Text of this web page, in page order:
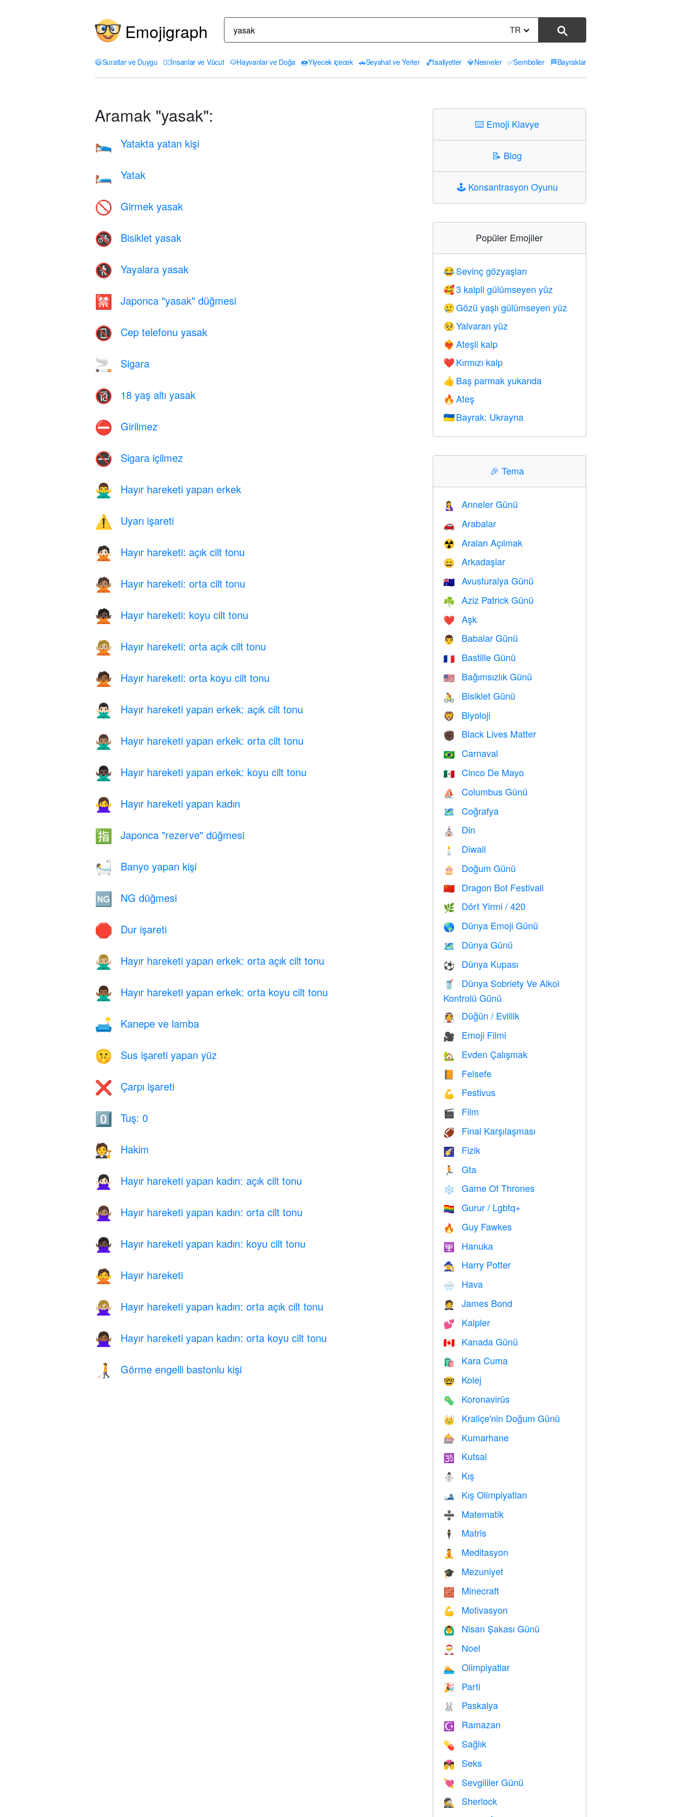
Emojigraph TR
😃Suratlar ve Duygu 🤦‍♀️İnsanlar ve Vücut 🐶Hayvanlar ve Doğa 🍩Yiyecek içecek 🚗Seyahat ve Yerler 🏀faaliyetler 💎Nesneler ✅Semboller 🏁Bayraklar
Aramak "yasak":
🛌 Yatakta yatan kişi
🛏️ Yatak
🚫 Girmek yasak
🚳 Bisiklet yasak
🚷 Yayalara yasak
🈲 Japonca "yasak" düğmesi
📵 Cep telefonu yasak
🚬 Sigara
🔞 18 yaş altı yasak
⛔ Girilmez
🚭 Sigara içilmez
🙅‍♂️ Hayır hareketi yapan erkek
⚠️ Uyarı işareti
🙅🏻 Hayır hareketi: açık cilt tonu
🙅🏽 Hayır hareketi: orta cilt tonu
🙅🏿 Hayır hareketi: koyu cilt tonu
🙅🏼 Hayır hareketi: orta açık cilt tonu
🙅🏾 Hayır hareketi: orta koyu cilt tonu
🙅🏻‍♂️ Hayır hareketi yapan erkek: açık cilt tonu
🙅🏽‍♂️ Hayır hareketi yapan erkek: orta cilt tonu
🙅🏿‍♂️ Hayır hareketi yapan erkek: koyu cilt tonu
🙅‍♀️ Hayır hareketi yapan kadın
🈯 Japonca "rezerve" düğmesi
🛀 Banyo yapan kişi
🆖 NG düğmesi
🛑 Dur işareti
🙅🏼‍♂️ Hayır hareketi yapan erkek: orta açık cilt tonu
🙅🏾‍♂️ Hayır hareketi yapan erkek: orta koyu cilt tonu
🛋️ Kanepe ve lamba
🤫 Sus işareti yapan yüz
❌ Çarpı işareti
0️⃣ Tuş: 0
🧑‍⚖️ Hakim
🙅🏻‍♀️ Hayır hareketi yapan kadın: açık cilt tonu
🙅🏽‍♀️ Hayır hareketi yapan kadın: orta cilt tonu
🙅🏿‍♀️ Hayır hareketi yapan kadın: koyu cilt tonu
🙅 Hayır hareketi
🙅🏼‍♀️ Hayır hareketi yapan kadın: orta açık cilt tonu
🙅🏾‍♀️ Hayır hareketi yapan kadın: orta koyu cilt tonu
🧑‍🦯 Görme engelli bastonlu kişi
⌨️ Emoji Klavye
📝 Blog
🕹️ Konsantrasyon Oyunu
Popüler Emojiler
😂 Sevinç gözyaşları
🥰3 kalpli gülümseyen yüz
🥲 Gözü yaşlı gülümseyen yüz
🥺 Yalvaran yüz
❤️‍🔥 Ateşli kalp
❤️ Kırmızı kalp
👍 Baş parmak yukarıda
🔥 Ateş
🇺🇦 Bayrak: Ukrayna
🎉Tema
🤱 Anneler Günü
🚗 Arabalar
☢️ Araları Açılmak
😄 Arkadaşlar
🇦🇺 Avusturalya Günü
☘️ Aziz Patrick Günü
❤️️ Aşk
👨 Babalar Günü
🇫🇷 Bastille Günü
🇺🇸 Bağımsızlık Günü
🚴 Bisiklet Günü
🦁 Biyoloji
✊🏿 Black Lives Matter
🇧🇷 Carnaval
🇲🇽 Cinco De Mayo
⛵️ Columbus Günü
🗺 Coğrafya
⛪️ Din
🕯 Diwali
🎂 Doğum Günü
🇨🇳 Dragon Bot Festivali
🌿 Dört Yirmi / 420
🌎 Dünya Emoji Günü
🗺️ Dünya Günü
⚽ Dünya Kupası
🥤
Dünya Sobriety Ve Alkol
Kontrolü Günü
👰 Düğün / Evlilik
🎥 Emoji Filmi
🏡 Evden Çalışmak
Felsefe
💪 Festivus
🎬 Film
🏈 Final Karşılaşması
🌠 Fizik
🏃 Gta
❄️ Game Of Thrones
🏳️‍🌈 Gurur / Lgbtq+
🔥 Guy Fawkes
🕎 Hanuka
🧙 Harry Potter
🌧 Hava
🤵 James Bond
💕 Kalpler
🇨🇦 Kanada Günü
🛍 Kara Cuma
🤓 Kolej
🦠 Koronavirüs
👑 Kraliçe'nin Doğum Günü
🎰 Kumarhane
🕉 Kutsal
⛄ Kış
🎿 Kış Olimpiyatları
➗ Matematik
🕴️ Matris
🧘 Meditasyon
🎓 Mezuniyet
🧱 Minecraft
💪 Motivasyon
🙆‍♂️ Nisan Şakası Günü
🎅 Noel
🏊 Olimpiyatlar
🎉 Parti
🐰 Paskalya
☪️ Ramazan
💊 Sağlık
💏 Seks
💘 Sevgililer Günü
🕵️ Sherlock